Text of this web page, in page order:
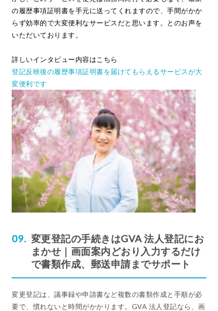
の履歴事項証明書を手元に送ってくれますので、手間がかか
らず効率的で大変便利なサービスだと思います。とのお声を
いただいております。
詳しいインタビュー内容はこちら
登記反映後の履歴事項証明書を届けてもらえるサービスが大
変便利です
変更登記の手続きはGVA 法人登記にお
まかせ｜画面案内どおり入力するだけ
で書類作成、郵送申請までサポート
変更登記は、議事録や申請書など複数の書類作成と手順が必
要で、慣れないと時間がかかります。GVA 法人登記なら、画